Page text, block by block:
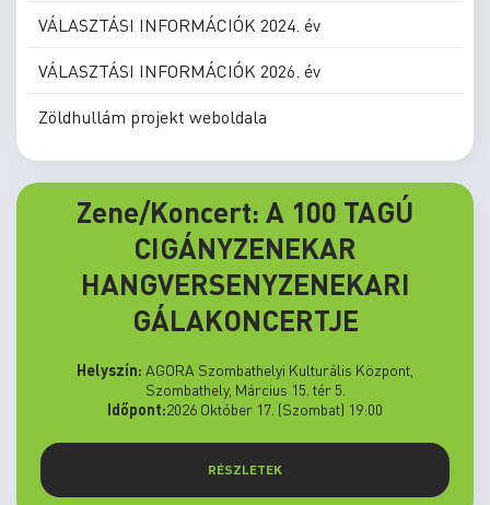
VÁLASZTÁSI INFORMÁCIÓK 2024. év
VÁLASZTÁSI INFORMÁCIÓK 2026. év
Zöldhullám projekt weboldala
Zene/Koncert: A 100 TAGÚ
CIGÁNYZENEKAR
HANGVERSENYZENEKARI
GÁLAKONCERTJE
Helyszín: AGORA Szombathelyi Kulturális Központ,
Szombathely, Március 15. tér 5.
Időpont:2026 Október 17. (Szombat) 19:00
RÉSZLETEK